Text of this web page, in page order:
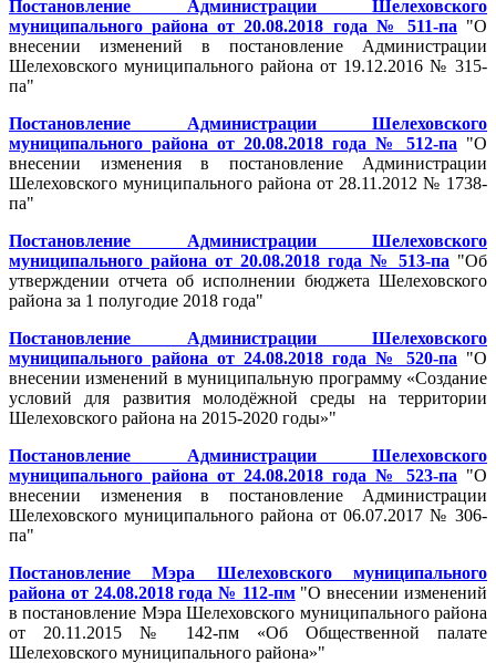
Постановление Администрации Шелеховского
муниципального района от 20.08.2018 года № 511-па "О
внесении изменений в постановление Администрации
Шелеховского муниципального района от 19.12.2016 № 315-
па"
Постановление Администрации Шелеховского
муниципального района от 20.08.2018 года № 512-па "О
внесении изменения в постановление Администрации
Шелеховского муниципального района от 28.11.2012 № 1738-
па"
Постановление Администрации Шелеховского
муниципального района от 20.08.2018 года № 513-па "Об
утверждении отчета об исполнении бюджета Шелеховского
района за 1 полугодие 2018 года"
Постановление Администрации Шелеховского
муниципального района от 24.08.2018 года № 520-па "О
внесении изменений в муниципальную программу «Создание
условий для развития молодёжной среды на территории
Шелеховского района на 2015-2020 годы»"
Постановление Администрации Шелеховского
муниципального района от 24.08.2018 года № 523-па "О
внесении изменения в постановление Администрации
Шелеховского муниципального района от 06.07.2017 № 306-
па"
Постановление Мэра Шелеховского муниципального
района от 24.08.2018 года № 112-пм"О внесении изменений
в постановление Мэра Шелеховского муниципального района
от 20.11.2015 № 142-пм «Об Общественной палате
Шелеховского муниципального района»"